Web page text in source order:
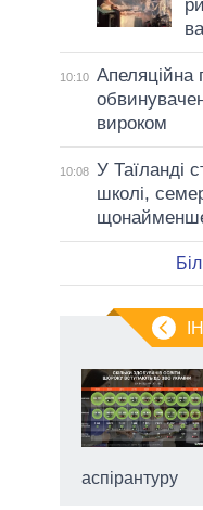
10:10
вироком
10:08 У Таїланді
школі,
аспірантуру